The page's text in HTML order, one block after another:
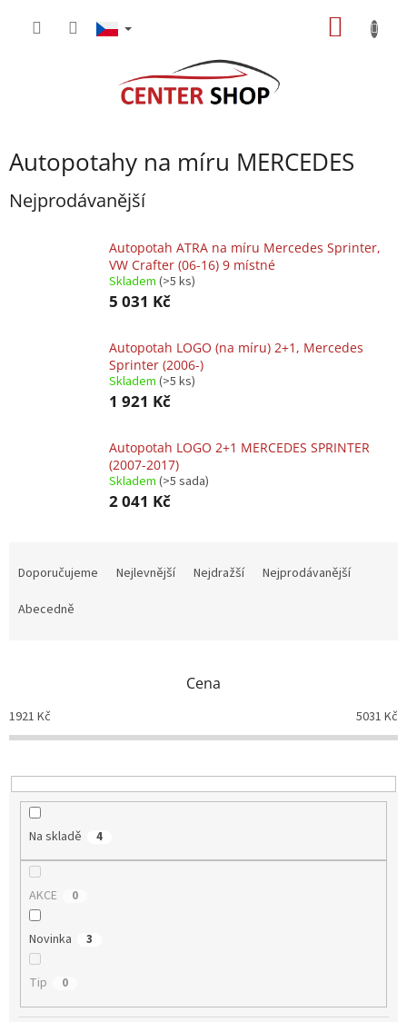
Autopotahy na míru MERCEDES
Nejprodávanější
Autopotah ATRA na míru Mercedes Sprinter,
VW Crafter (06-16) 9 místné
Skladem (>5 ks)
5 031 Kč
Autopotah LOGO (na míru) 2+1, Mercedes
Sprinter (2006-)
Skladem (>5 ks)
1 921 Kč
Autopotah LOGO 2+1 MERCEDES SPRINTER
(2007-2017)
Skladem (>5 sada)
2 041 Kč
o
d
k
t
Doporučujeme Nejlevnější Nejdražší
Nejprodávanější
Abecedně
Cena
1921 Kč 5031 Kč
Na skladě 4
AKCE 0
Novinka 3
Tip 0